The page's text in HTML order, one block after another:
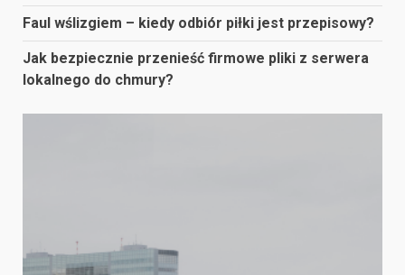
Faul wślizgiem – kiedy odbiór piłki jest przepisowy?
Jak bezpiecznie przenieść firmowe pliki z serwera
lokalnego do chmury?